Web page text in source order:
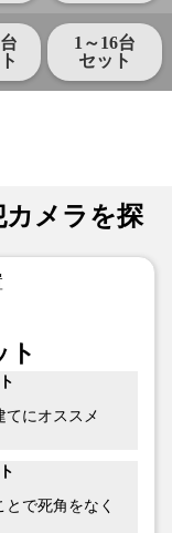
1～16台
セット
ト
てにオススメ
で死角をなく